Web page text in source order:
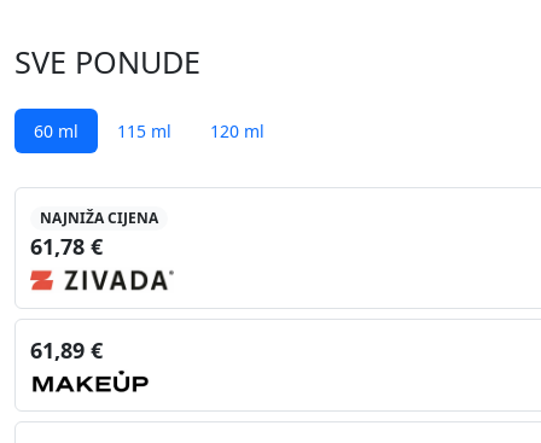
SVE PONUDE
60 ml 115 ml 120 ml
NAJNIŽA CIJENA
61,78 €
61,89 €